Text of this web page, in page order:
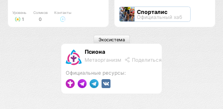
Уровень
1
Соликов
0
Контакты Спорталис
Официальный хаб
Псиона
Метаорганизм Поделиться
Официальные ресурсы:
Экосистема